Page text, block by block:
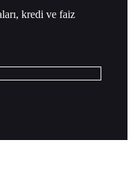
kredi ve faiz